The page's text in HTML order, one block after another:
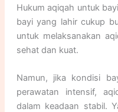
Hukum aqiqah untuk
bayi yang lahir cukup
untuk melaksanakan
sehat dan kuat.
Namun, jika kondisi
perawatan intensif,
dalam keadaan stabil.